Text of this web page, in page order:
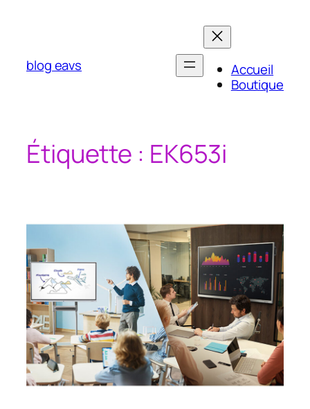
blog eavs
Accueil
Boutique
Étiquette : EK653i